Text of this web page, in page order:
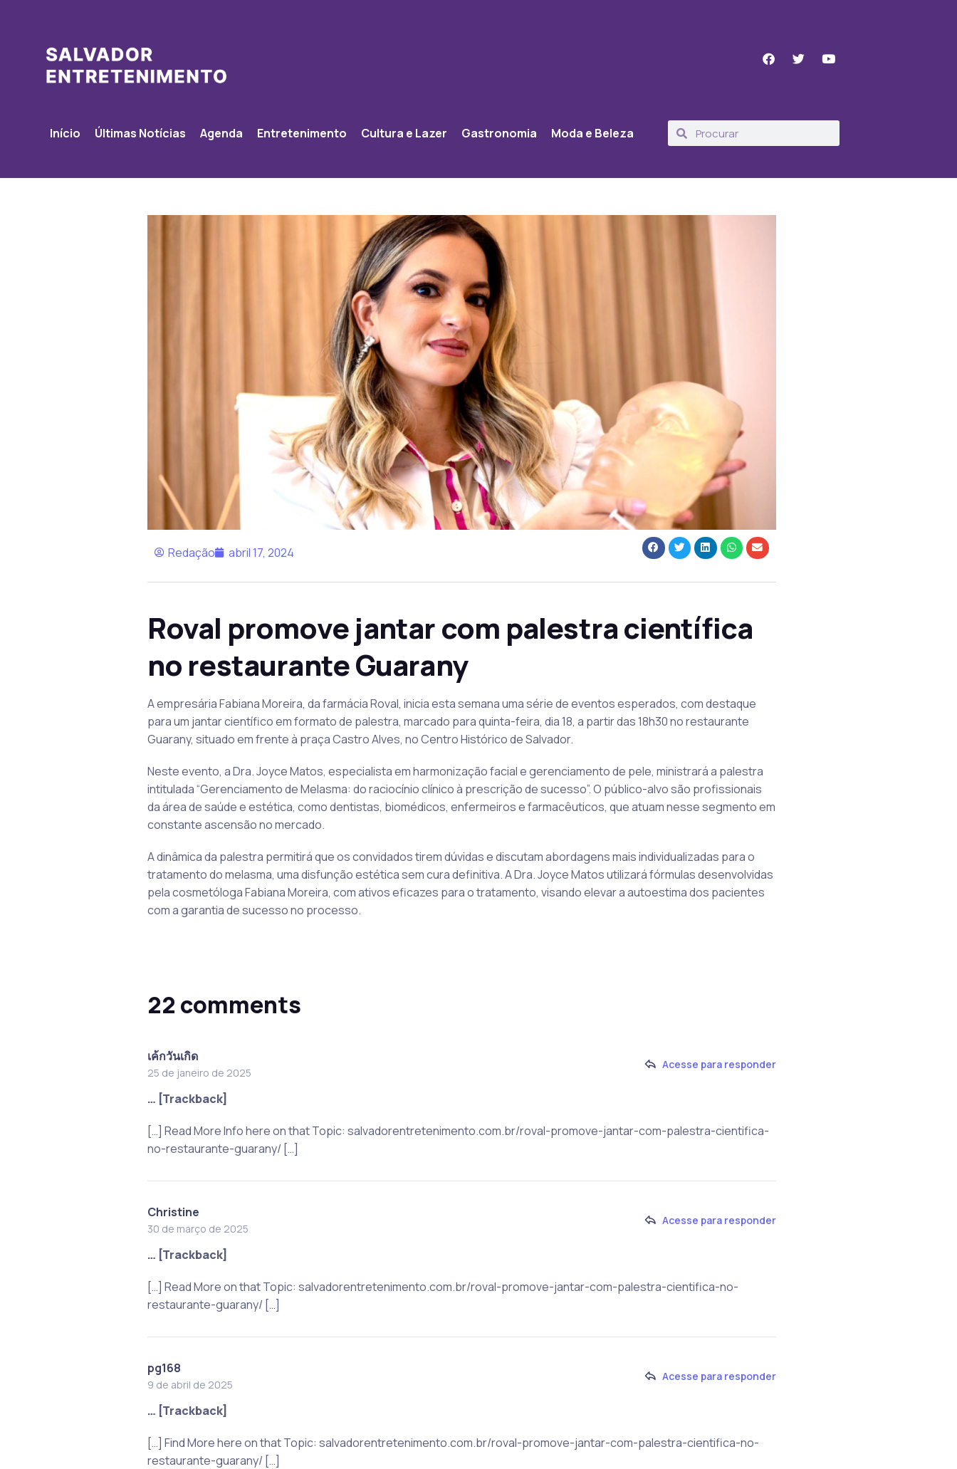
Início Últimas Notícias Agenda Entretenimento Cultura e Lazer Gastronomia Moda e Beleza
Redação abril 17, 2024
Roval promove jantar com palestra científica
no restaurante Guarany
A empresária Fabiana Moreira, da farmácia Roval, inicia esta semana uma série de eventos esperados, com destaque
para um jantar científico em formato de palestra, marcado para quinta-feira, dia 18, a partir das 18h30 no restaurante
Guarany, situado em frente à praça Castro Alves, no Centro Histórico de Salvador.
Neste evento, a Dra. Joyce Matos, especialista em harmonização facial e gerenciamento de pele, ministrará a palestra
intitulada “Gerenciamento de Melasma: do raciocínio clínico à prescrição de sucesso”. O público-alvo são profissionais
da área de saúde e estética, como dentistas, biomédicos, enfermeiros e farmacêuticos, que atuam nesse segmento em
constante ascensão no mercado.
A dinâmica da palestra permitirá que os convidados tirem dúvidas e discutam abordagens mais individualizadas para o
tratamento do melasma, uma disfunção estética sem cura definitiva. A Dra. Joyce Matos utilizará fórmulas desenvolvidas
pela cosmetóloga Fabiana Moreira, com ativos eficazes para o tratamento, visando elevar a autoestima dos pacientes
com a garantia de sucesso no processo.
22 comments
เค้กวันเกิด
25 de janeiro de 2025
Acesse para responder
… [Trackback]
[…] Read More Info here on that Topic: salvadorentretenimento.com.br/roval-promove-jantar-com-palestra-cientifica-
no-restaurante-guarany/ […]
Christine
30 de março de 2025
Acesse para responder
… [Trackback]
[…] Read More on that Topic: salvadorentretenimento.com.br/roval-promove-jantar-com-palestra-cientifica-no-
restaurante-guarany/ […]
pg168
9 de abril de 2025
Acesse para responder
… [Trackback]
[…] Find More here on that Topic: salvadorentretenimento.com.br/roval-promove-jantar-com-palestra-cientifica-no-
restaurante-guarany/ […]